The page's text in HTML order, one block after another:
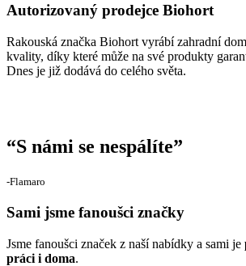
Autorizovaný prodejce Biohort
Rakouská značka Biohort vyrábí zahradní
kvality, díky které může na své produkty
Dnes je již dodává do celého světa.
“S námi se nespálíte”
‐Flamaro
Sami jsme fanoušci značky
Jsme fanoušci značek z naší nabídky a sami je
práci i doma.